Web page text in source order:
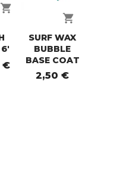
shopping_cart
6'
€
shopping_cart
SURF WAX
BUBBLE
BASE COAT
2,50 €